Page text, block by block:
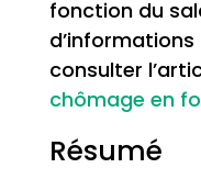
fonction du
consulter
chômage en
Résumé